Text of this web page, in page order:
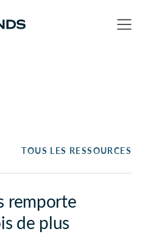
TOUS LES RESSOURCES
remporte
de plus